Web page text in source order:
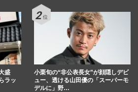
盛
ラッ
小栗旬の“非公表長女”が顔隠しデビ
ュー、透ける山田優の「スーパーモ
デルに」野…